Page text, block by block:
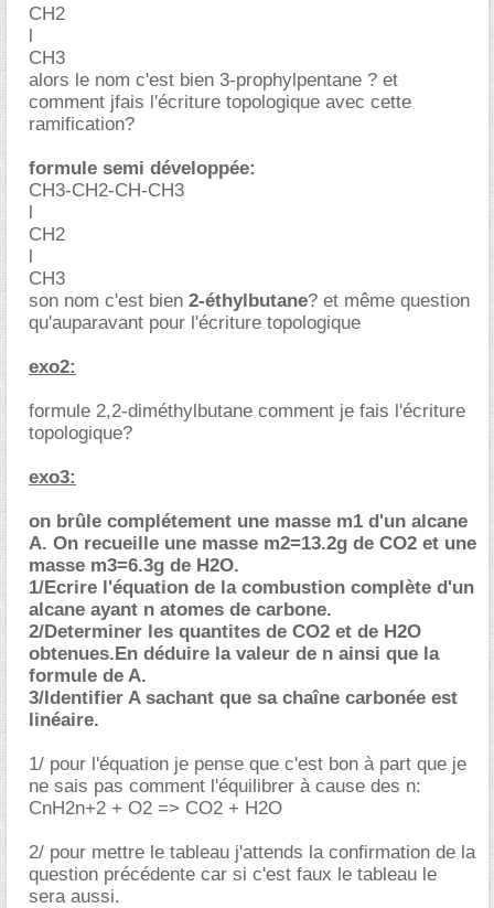
CH2
l
CH3
alors le nom c'est bien 3-prophylpentane ? et
comment jfais l'écriture topologique avec cette
ramification?
formule semi développée:
CH3-CH2-CH-CH3
l
CH2
l
CH3
son nom c'est bien 2-éthylbutane? et même question
qu'auparavant pour l'écriture topologique
exo2:
formule 2,2-diméthylbutane comment je fais l'écriture
topologique?
exo3:
on brûle complétement une masse m1 d'un alcane
A. On recueille une masse m2=13.2g de CO2 et une
masse m3=6.3g de H2O.
1/Ecrire l'équation de la combustion complète d'un
alcane ayant n atomes de carbone.
2/Determiner les quantites de CO2 et de H2O
obtenues.En déduire la valeur de n ainsi que la
formule de A.
3/Identifier A sachant que sa chaîne carbonée est
linéaire.
1/ pour l'équation je pense que c'est bon à part que je
ne sais pas comment l'équilibrer à cause des n:
CnH2n+2 + O2 => CO2 + H2O
2/ pour mettre le tableau j'attends la confirmation de la
question précédente car si c'est faux le tableau le
sera aussi.